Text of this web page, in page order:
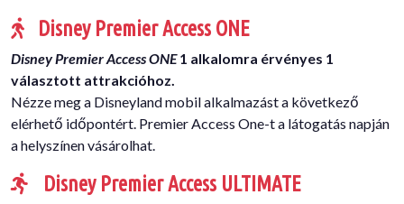
Disney Premier Access ONE
Disney Premier Access ONE1 alkalomra érvényes 1
választott attrakcióhoz.
Nézze meg a Disneyland mobil alkalmazást a következő
elérhető időpontért. Premier Access One-t a látogatás napján
a helyszínen vásárolhat.
Disney Premier Access ULTIMATE